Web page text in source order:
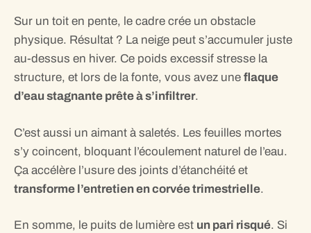
Sur un toit en pente, le cadre crée un obstacle
physique. Résultat ? La neige peut s’accumuler juste
au-dessus en hiver. Ce poids excessif stresse la
structure, et lors de la fonte, vous avez une flaque
d’eau stagnante prête à s’infiltrer.
C’est aussi un aimant à saletés. Les feuilles mortes
s’y coincent, bloquant l’écoulement naturel de l’eau.
Ça accélère l’usure des joints d’étanchéité et
transforme l’entretien en corvée trimestrielle.
En somme, le puits de lumière est un pari risqué. Si